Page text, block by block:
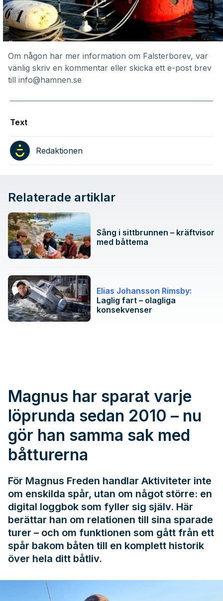
Om någon har mer information om Falsterborev, var
vänlig skriv en kommentar eller skicka ett e-post brev
till info@hamnen.se
Text
Redaktionen
Relaterade artiklar
Sång i sittbrunnen – kräftvisor
med båttema
Elias Johansson Rimsby:
Laglig fart – olagliga
konsekvenser
Magnus har sparat varje
löprunda sedan 2010 – nu
gör han samma sak med
båtturerna
För Magnus Freden handlar Aktiviteter inte
om enskilda spår, utan om något större: en
digital loggbok som fyller sig själv. Här
berättar han om relationen till sina sparade
turer – och om funktionen som gått från ett
spår bakom båten till en komplett historik
över hela ditt båtliv.